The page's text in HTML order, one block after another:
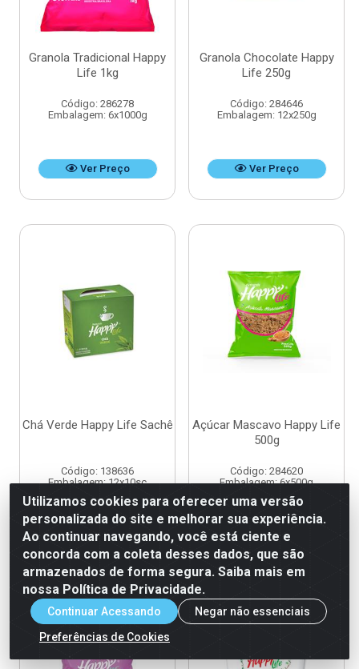
Granola Tradicional Happy
Life 1kg
Código: 286278
Embalagem: 6x1000g
Ver Preço
Granola Chocolate Happy
Life 250g
Código: 284646
Embalagem: 12x250g
Ver Preço
Chá Verde Happy Life Sachê
Código: 138636
Embalagem: 12x10sc
Ver Preço
Açúcar Mascavo Happy Life
500g
Código: 284620
Embalagem: 6x500g
Ver Preço
Utilizamos cookies para oferecer uma versão
personalizada do site e melhorar sua experiência.
Ao continuar navegando, você está ciente e
concorda com a coleta desses dados, que são
armazenados de forma segura. Saiba mais em
nossa Política de Privacidade.
Continuar Acessando
Negar não essenciais
Preferências de Cookies